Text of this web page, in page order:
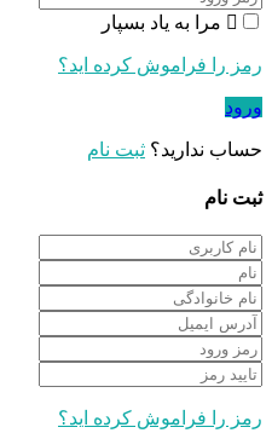
مرا به یاد بسپار
رمز را فراموش کرده اید؟
ورود
حساب ندارید؟ ثبت نام
ثبت نام
رمز را فراموش کرده اید؟